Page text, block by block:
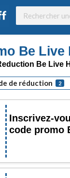
Be Live
Be Live
de réduction 2
Inscrivez-
code promo